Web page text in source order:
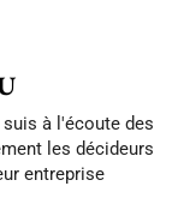
à l'écoute des
les décideurs
entreprise